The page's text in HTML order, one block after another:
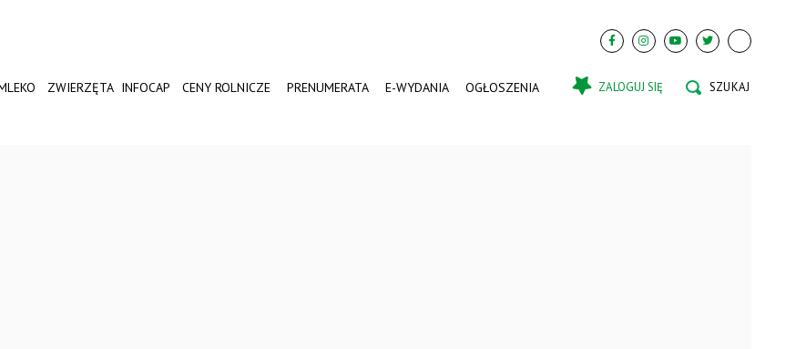
ZWIERZĘTA INFOCAP CENY ROLNICZE PRENUMERATA E-WYDANIA OGŁOSZENIA ZALOGUJ SIĘ